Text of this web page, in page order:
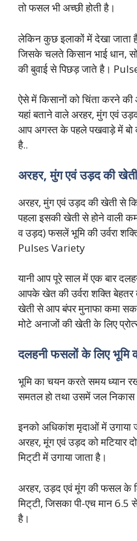
तो फसल भी अच्छी होती है।
लेकिन कुछ इलाकों में देखा जाता है
जिसके चलते किसान भाई धान,
की बुवाई से पिछड़ जाते है।
ऐसे में किसानों को चिंता करने
यहां बताने वाले अरहर, मुंग एवं
आप अगस्त के पहले पखवाड़े में बो
है..
अरहर, मुंग एवं उड़द की खेती
अरहर, मुंग एवं उड़द की खेती से
पहला इसकी खेती से होने वाली
व उड़द) फसलें भूमि की उर्वरा
Pulses Variety
यानी आप पूरे साल में एक बार
आपके खेत की उर्वरा शक्ति
खेती से आप बंपर मुनाफा कमा
मोटे अनाजों की खेती के लिए
दलहनी फसलों के लिए भूमि
भूमि का चयन करते समय ध्यान
समतल हो तथा उसमें जल
इनको अधिकांश मृदाओं में उगाया
अरहर, मूंग एवं उड़द को मटियार
मिट्‌टी में उगाया जाता है।
अरहर, उड़द एवं मूंग की फसल के
मिट्‌टी, जिसका पी-एच मान 6.5
है।